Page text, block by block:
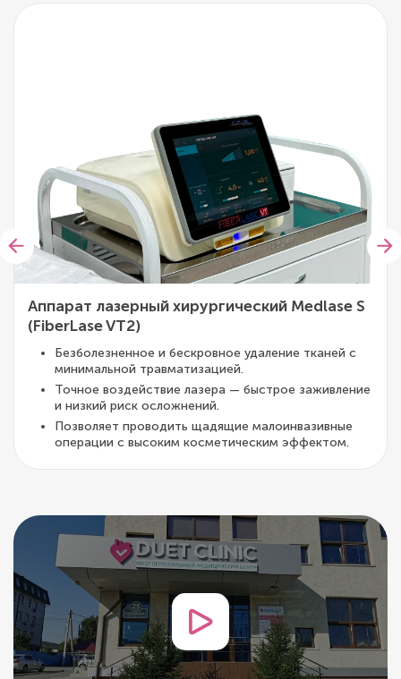
Аппарат лазерный хирургический Medlase S
(FiberLase VT2)
Безболезненное и бескровное удаление тканей с
минимальной травматизацией.
Точное воздействие лазера — быстрое заживление
и низкий риск осложнений.
Позволяет проводить щадящие малоинвазивные
операции с высоким косметическим эффектом.